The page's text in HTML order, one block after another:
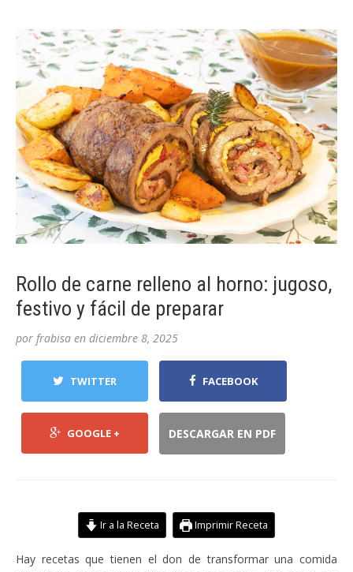
Rollo de carne relleno al horno: jugoso,
festivo y fácil de preparar
por frabisa en diciembre 8, 2025
TWITTER FACEBOOK
GOOGLE + DESCARGAR EN PDF
Ir a la Receta Imprimir Receta
Hay recetas que tienen el don de transformar una comida